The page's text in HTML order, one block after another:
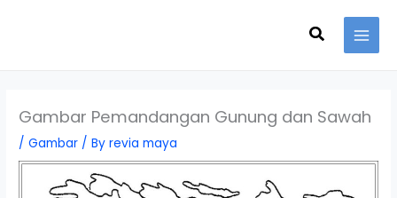
Search
Gambar Pemandangan Gunung dan Sawah
/Gambar / Byrevia maya